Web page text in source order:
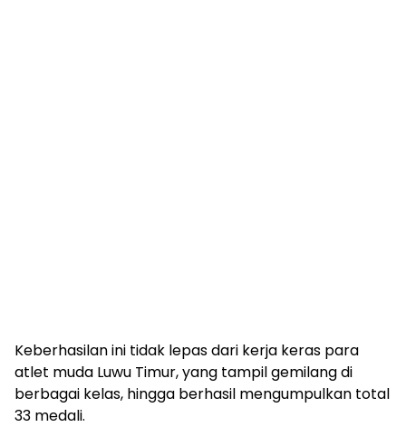
Keberhasilan ini tidak lepas dari kerja keras para
atlet muda Luwu Timur, yang tampil gemilang di
berbagai kelas, hingga berhasil mengumpulkan total
33 medali.